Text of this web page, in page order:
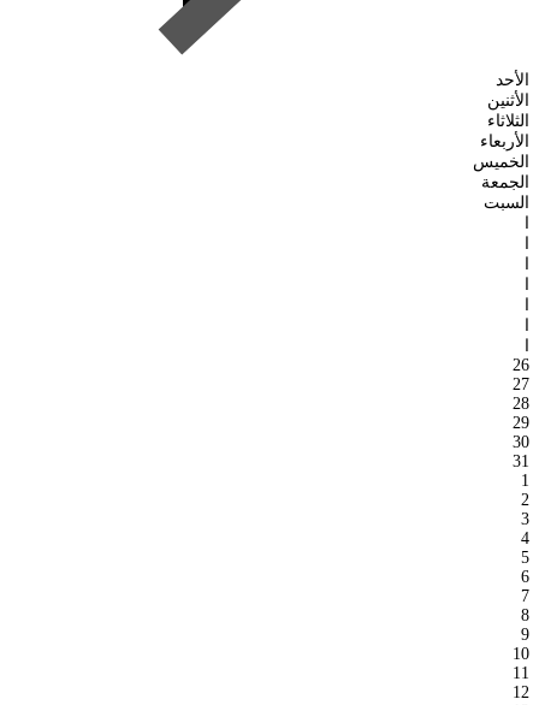
الأحد
الأثنين
الثلاثاء
الأربعاء
الخميس
الجمعة
السبت
ا
ا
ا
ا
ا
ا
ا
26
27
28
29
30
31
1
2
3
4
5
6
7
8
9
10
11
12